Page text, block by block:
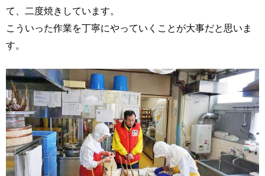
て、二度焼きしています。
こういった作業を丁寧にやっていくことが大事だと思いま
す。